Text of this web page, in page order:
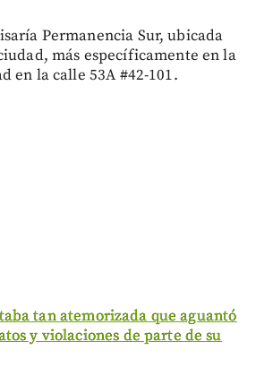
Permanencia Sur, ubicada
más específicamente en la
en la calle 53A #42-101.
tan atemorizada que aguantó
y violaciones de parte de su